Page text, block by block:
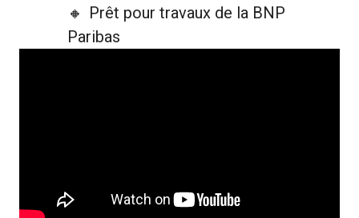
Prêt pour travaux de la BNP
Paribas